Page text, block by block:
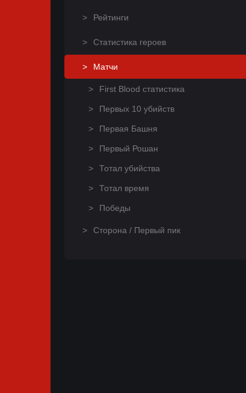
Рейтинги
Статистика героев
Матчи
First Blood статистика
Первых 10 убийств
Первая Башня
Первый Рошан
Тотал убийства
Тотал время
Победы
Сторона / Первый пик